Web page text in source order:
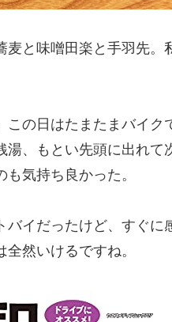
麦と味噌田楽と手羽先
この日はたまたまバイ
湯、もとい先頭に出れ
気持ち良かった。
バイだったけど、すぐ
然いけるですね。